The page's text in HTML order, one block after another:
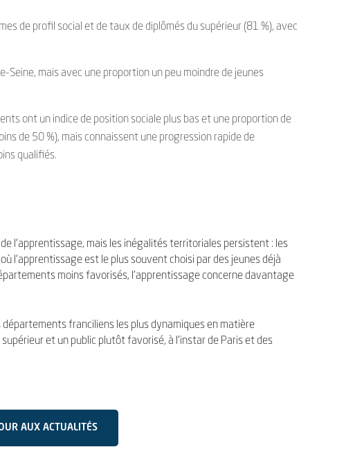
de profil social et de taux de diplômés du supérieur (81 %), avec
Seine, mais avec une proportion un peu moindre de jeunes
ont un indice de position sociale plus bas et une proportion de
de 50 %), mais connaissent une progression rapide de
qualifiés.
l’apprentissage, mais les inégalités territoriales persistent : les
l’apprentissage est le plus souvent choisi par des jeunes déjà
moins favorisés, l’apprentissage concerne davantage
franciliens les plus dynamiques en matière
et un public plutôt favorisé, à l’instar de Paris et des
AUX ACTUALITÉS